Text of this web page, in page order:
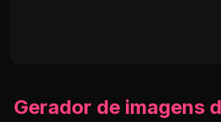
Gerador de imagens